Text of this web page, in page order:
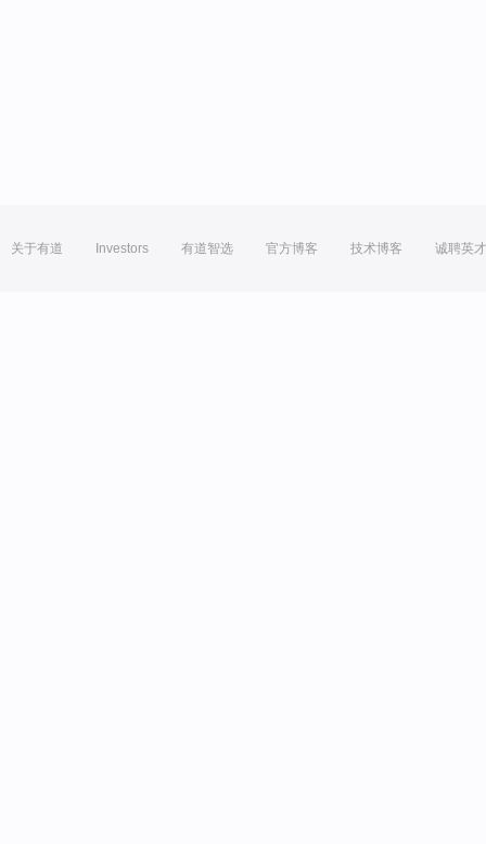
关于有道 Investors 有道智选 官方博客 技术博客 诚聘英才